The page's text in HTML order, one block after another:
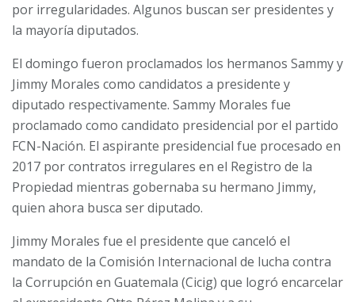
por irregularidades. Algunos buscan ser presidentes y
la mayoría diputados.
El domingo fueron proclamados los hermanos Sammy y
Jimmy Morales como candidatos a presidente y
diputado respectivamente. Sammy Morales fue
proclamado como candidato presidencial por el partido
FCN-Nación. El aspirante presidencial fue procesado en
2017 por contratos irregulares en el Registro de la
Propiedad mientras gobernaba su hermano Jimmy,
quien ahora busca ser diputado.
Jimmy Morales fue el presidente que canceló el
mandato de la Comisión Internacional de lucha contra
la Corrupción en Guatemala (Cicig) que logró encarcelar